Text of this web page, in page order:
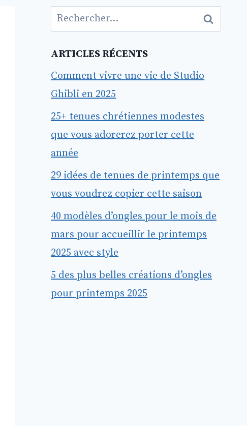
Rechercher :
ARTICLES RÉCENTS
Comment vivre une vie de Studio
Ghibli en 2025
25+ tenues chrétiennes modestes
que vous adorerez porter cette
année
29 idées de tenues de printemps que
vous voudrez copier cette saison
40 modèles d’ongles pour le mois de
mars pour accueillir le printemps
2025 avec style
5 des plus belles créations d’ongles
pour printemps 2025